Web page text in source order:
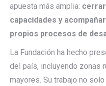
apuesta más amplia:
capacidades y
propios procesos de
La Fundación ha hecho
del país, incluyendo zonas
mayores. Su trabajo no